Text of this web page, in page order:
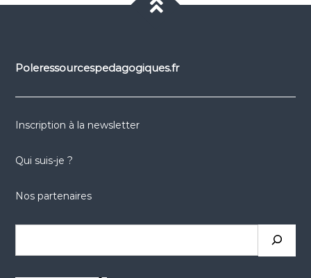
Poleressourcespedagogiques.fr
Inscription à la newsletter
Qui suis-je ?
Nos partenaires